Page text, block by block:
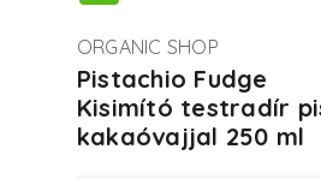
ORGANIC SHOP
Pistachio Fudge
Kisimító testradír
kakaóvajjal 250 ml